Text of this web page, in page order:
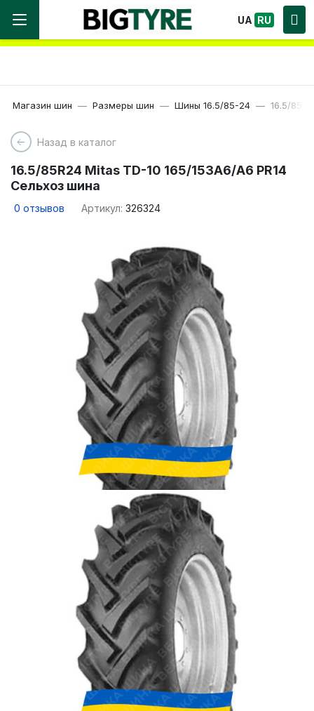
Мы работаем! Большой выбор Шин, быстрая
доставка по Украине!
UA RU
Магазин шин Размеры шин Шины 16.5/85-24 16.5/
Назад в каталог
16.5/85R24 Mitas TD-10 165/153A6/A6 PR14
Сельхоз шина
0 отзывов Артикул: 326324